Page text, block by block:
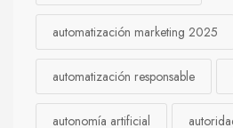
automatización marketing 2025
automatización responsable
autonomía artificial